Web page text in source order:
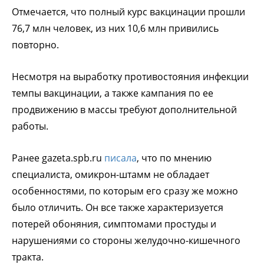
Отмечается, что полный курс вакцинации прошли
76,7 млн человек, из них 10,6 млн привились
повторно.
Несмотря на выработку противостояния инфекции
темпы вакцинации, а также кампания по ее
продвижению в массы требуют дополнительной
работы.
Ранее gazeta.spb.ru писала, что по мнению
специалиста, омикрон-штамм не обладает
особенностями, по которым его сразу же можно
было отличить. Он все также характеризуется
потерей обоняния, симптомами простуды и
нарушениями со стороны желудочно-кишечного
тракта.